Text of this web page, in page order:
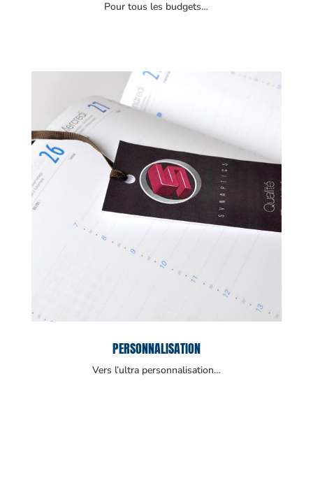
Pour tous les budgets…
PERSONNALISATION
Vers l’ultra personnalisation…